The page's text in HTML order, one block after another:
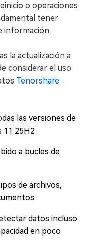
o operaciones
tener
información.
la actualización a
considerar el uso
Tenorshare
las versiones de
11 25H2
a bucles de
de archivos,
datos incluso
en poco